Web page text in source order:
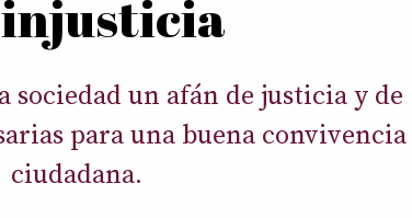
sociedad un afán de justicia y de
para una buena convivencia
ciudadana.